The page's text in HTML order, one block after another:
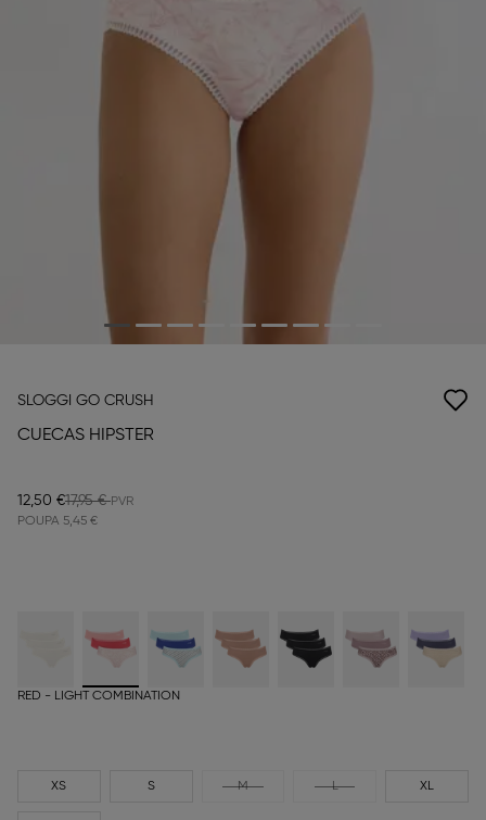
SLOGGI GO CRUSH
CUECAS HIPSTER
12,50 €17,95 €
POUPA 5,45 €
RED - LIGHT COMBINATION
XS S M L XL